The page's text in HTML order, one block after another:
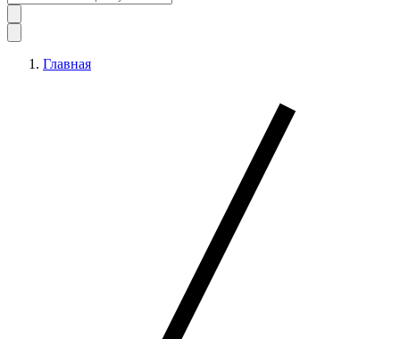
Главная